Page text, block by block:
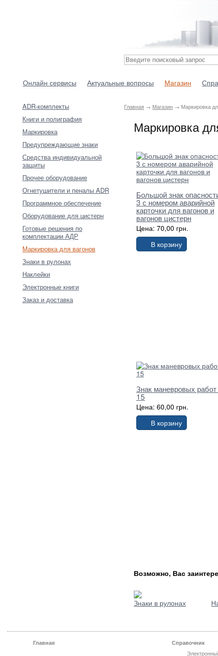
Онлайн сервисы Актуальные вопросы Магазин
ADR-комплекты
Книги и полиграфия
Маркировка
Предупреждающие знаки
Средства индивидуальной
защиты
Прочее оборудование
Огнетушители и пеналы ADR
Программное обеспечение
Оборудование для цистерн
Готовые решения по
комплектации АДР
Маркировка для вагонов
Знаки в рулонах
Наклейки
Электронные книги
Заказ и доставка
Главная → Магазин → Маркировка
Маркировка
Большой знак
3 с номером аварийной
карточки для вагонов и
вагонов цистерн
Цена: 70,00 грн.
В корзину
Знак маневровых
15
Цена: 60,00 грн.
В корзину
Возможно, Вас
Знаки в рулонах
Главная Справочник